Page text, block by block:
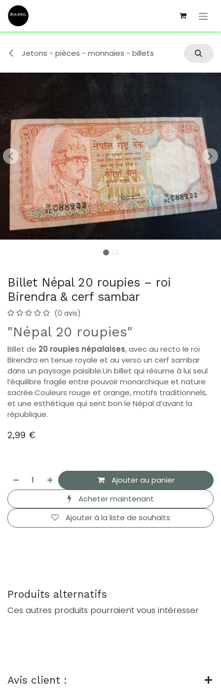
Se rendre au contenu
Jetons - pièces - monnaies - billets
Billet Népal 20 roupies – roi
Birendra & cerf sambar
(0 avis)
"Népal 20 roupies"
Billet de 20 roupies népalaises, avec au recto le roi
Birendra en tenue royale et au verso un cerf sambar
dans un paysage paisible.Un billet qui résume à lui seul
l’équilibre fragile entre pouvoir monarchique et nature
sacrée.Couleurs rouge et orange, motifs traditionnels,
et une esthétique qui sent bon le Népal d’avant la
république.
2,99 €
Ajouter au panier
Acheter maintenant
Ajouter à la liste de souhaits
Produits alternatifs
Ces autres produits pourraient vous intéresser
Avis client :